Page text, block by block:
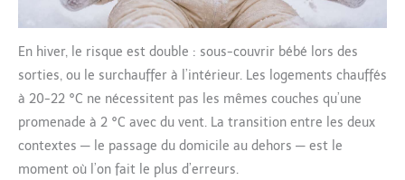
En hiver, le risque est double : sous-couvrir bébé lors des
sorties, ou le surchauffer à l’intérieur. Les logements chauffés
à 20-22 °C ne nécessitent pas les mêmes couches qu’une
promenade à 2 °C avec du vent. La transition entre les deux
contextes — le passage du domicile au dehors — est le
moment où l’on fait le plus d’erreurs.